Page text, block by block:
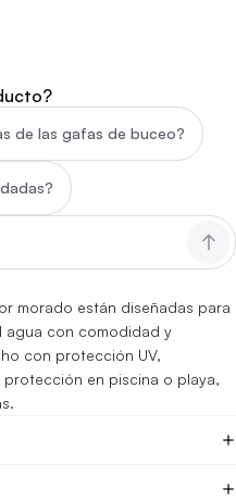
de las gafas de buceo?
morado están diseñadas para
agua con comodidad y
con protección UV,
en piscina o playa,